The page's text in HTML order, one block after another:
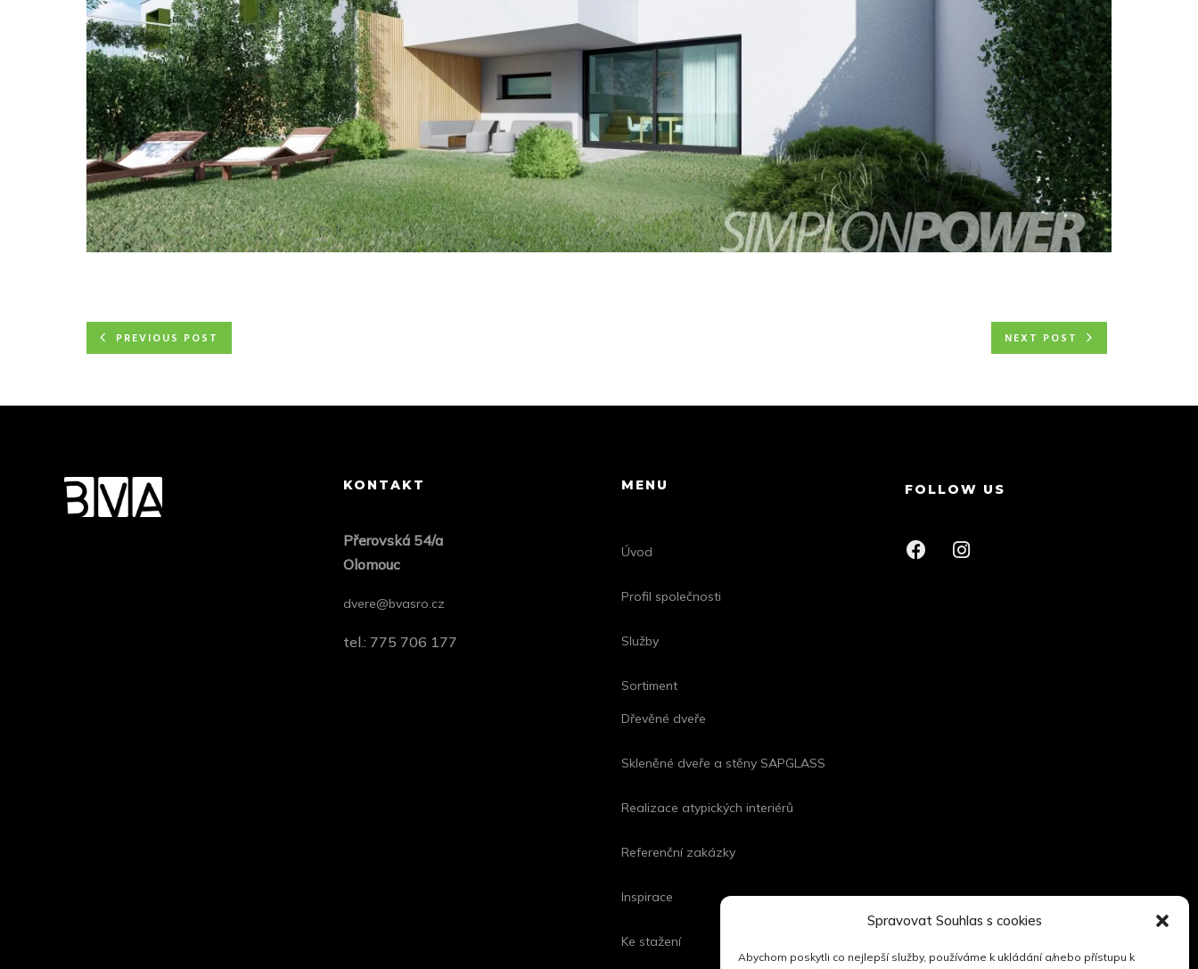
Spravovat Souhlas s cookies
Abychom poskytli co nejlepší služby, používáme k ukládání a/nebo přístupu k
PREVIOUS POST NEXT POST
KONTAKT
Přerovská 54/a
Olomouc
dvere@bvasro.cz
tel.: 775 706 177
MENU
Úvod
Profil společnosti
Služby
Sortiment
Dřevěné dveře
Skleněné dveře a stěny SAPGLASS
Realizace atypických interiérů
Referenční zakázky
Inspirace
Ke stažení
FOLLOW US